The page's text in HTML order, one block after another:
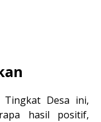
Tingkat Desa ini,
hasil positif,